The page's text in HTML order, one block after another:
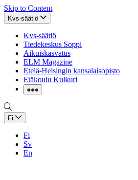
Skip to Content
Kvs-säätiö
Kvs-säätiö
Tiedekeskus Soppi
Aikuiskasvatus
ELM Magazine
Etelä-Helsingin kansalaisopisto
Etäkoulu Kulkuri
Fi
Fi
Sv
En